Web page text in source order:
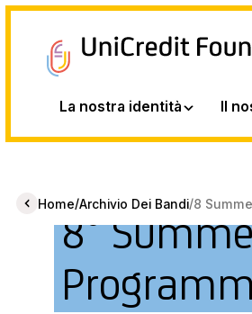
La nostra identità Il
Home/Archivio Dei Bandi/8
8°